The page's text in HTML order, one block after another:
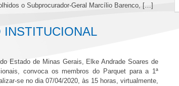
o Subprocurador-Geral Marcílio Barenco, […]
INSTITUCIONAL
Estado de Minas Gerais, Elke Andrade Soares de
convoca os membros do Parquet para a 1ª
se no dia 07/04/2020, às 15 horas, virtualmente,